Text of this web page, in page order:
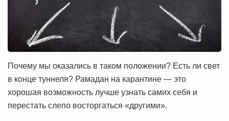
Почему мы оказались в таком положении? Есть ли свет
в конце туннеля? Рамадан на карантине — это
хорошая возможность лучше узнать самих себя и
перестать слепо восторгаться «другими».